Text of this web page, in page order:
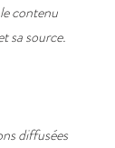
contenu
sa source.
diffusées